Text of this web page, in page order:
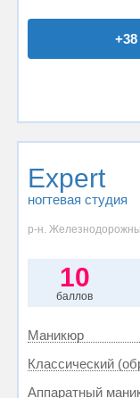
+38
Expert
ногтевая студия
р-н.
10
баллов
Маникюр
Классический
Аппаратный